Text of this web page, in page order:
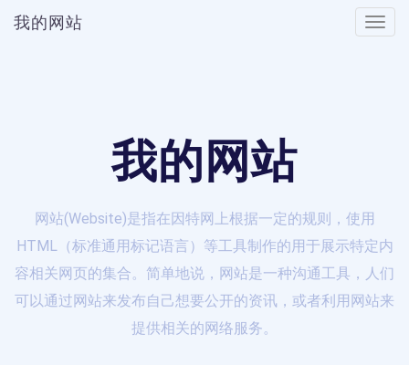
Toggle
我的网站
我的网站
网站(Website)是指在因特网上根据一定的规则，使用
HTML（标准通用标记语言）等工具制作的用于展示特定内
容相关网页的集合。简单地说，网站是一种沟通工具，人们
可以通过网站来发布自己想要公开的资讯，或者利用网站来
提供相关的网络服务。